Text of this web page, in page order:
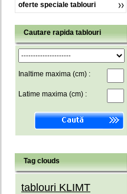
oferte speciale tablouri
Cautare rapida tablouri
Inaltime maxima (cm) :
Latime maxima (cm) :
Tag clouds
tablouri KLIMT